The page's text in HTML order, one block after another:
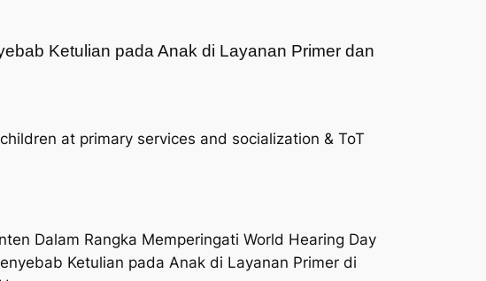
Ketulian pada Anak di Layanan Primer dan
at primary services and socialization & ToT
Dalam Rangka Memperingati World Hearing Day
Ketulian pada Anak di Layanan Primer di